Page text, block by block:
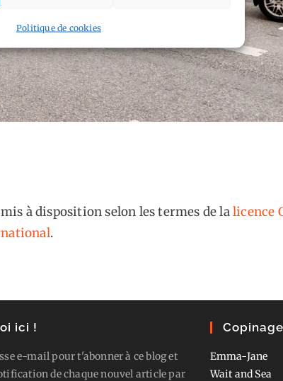
Politique de cookies
à disposition selon les termes de lalicence
.
ici !
e-mail pour t'abonner à ce blog et
de chaque nouvel article par
Emma-Jane
Wait and Sea